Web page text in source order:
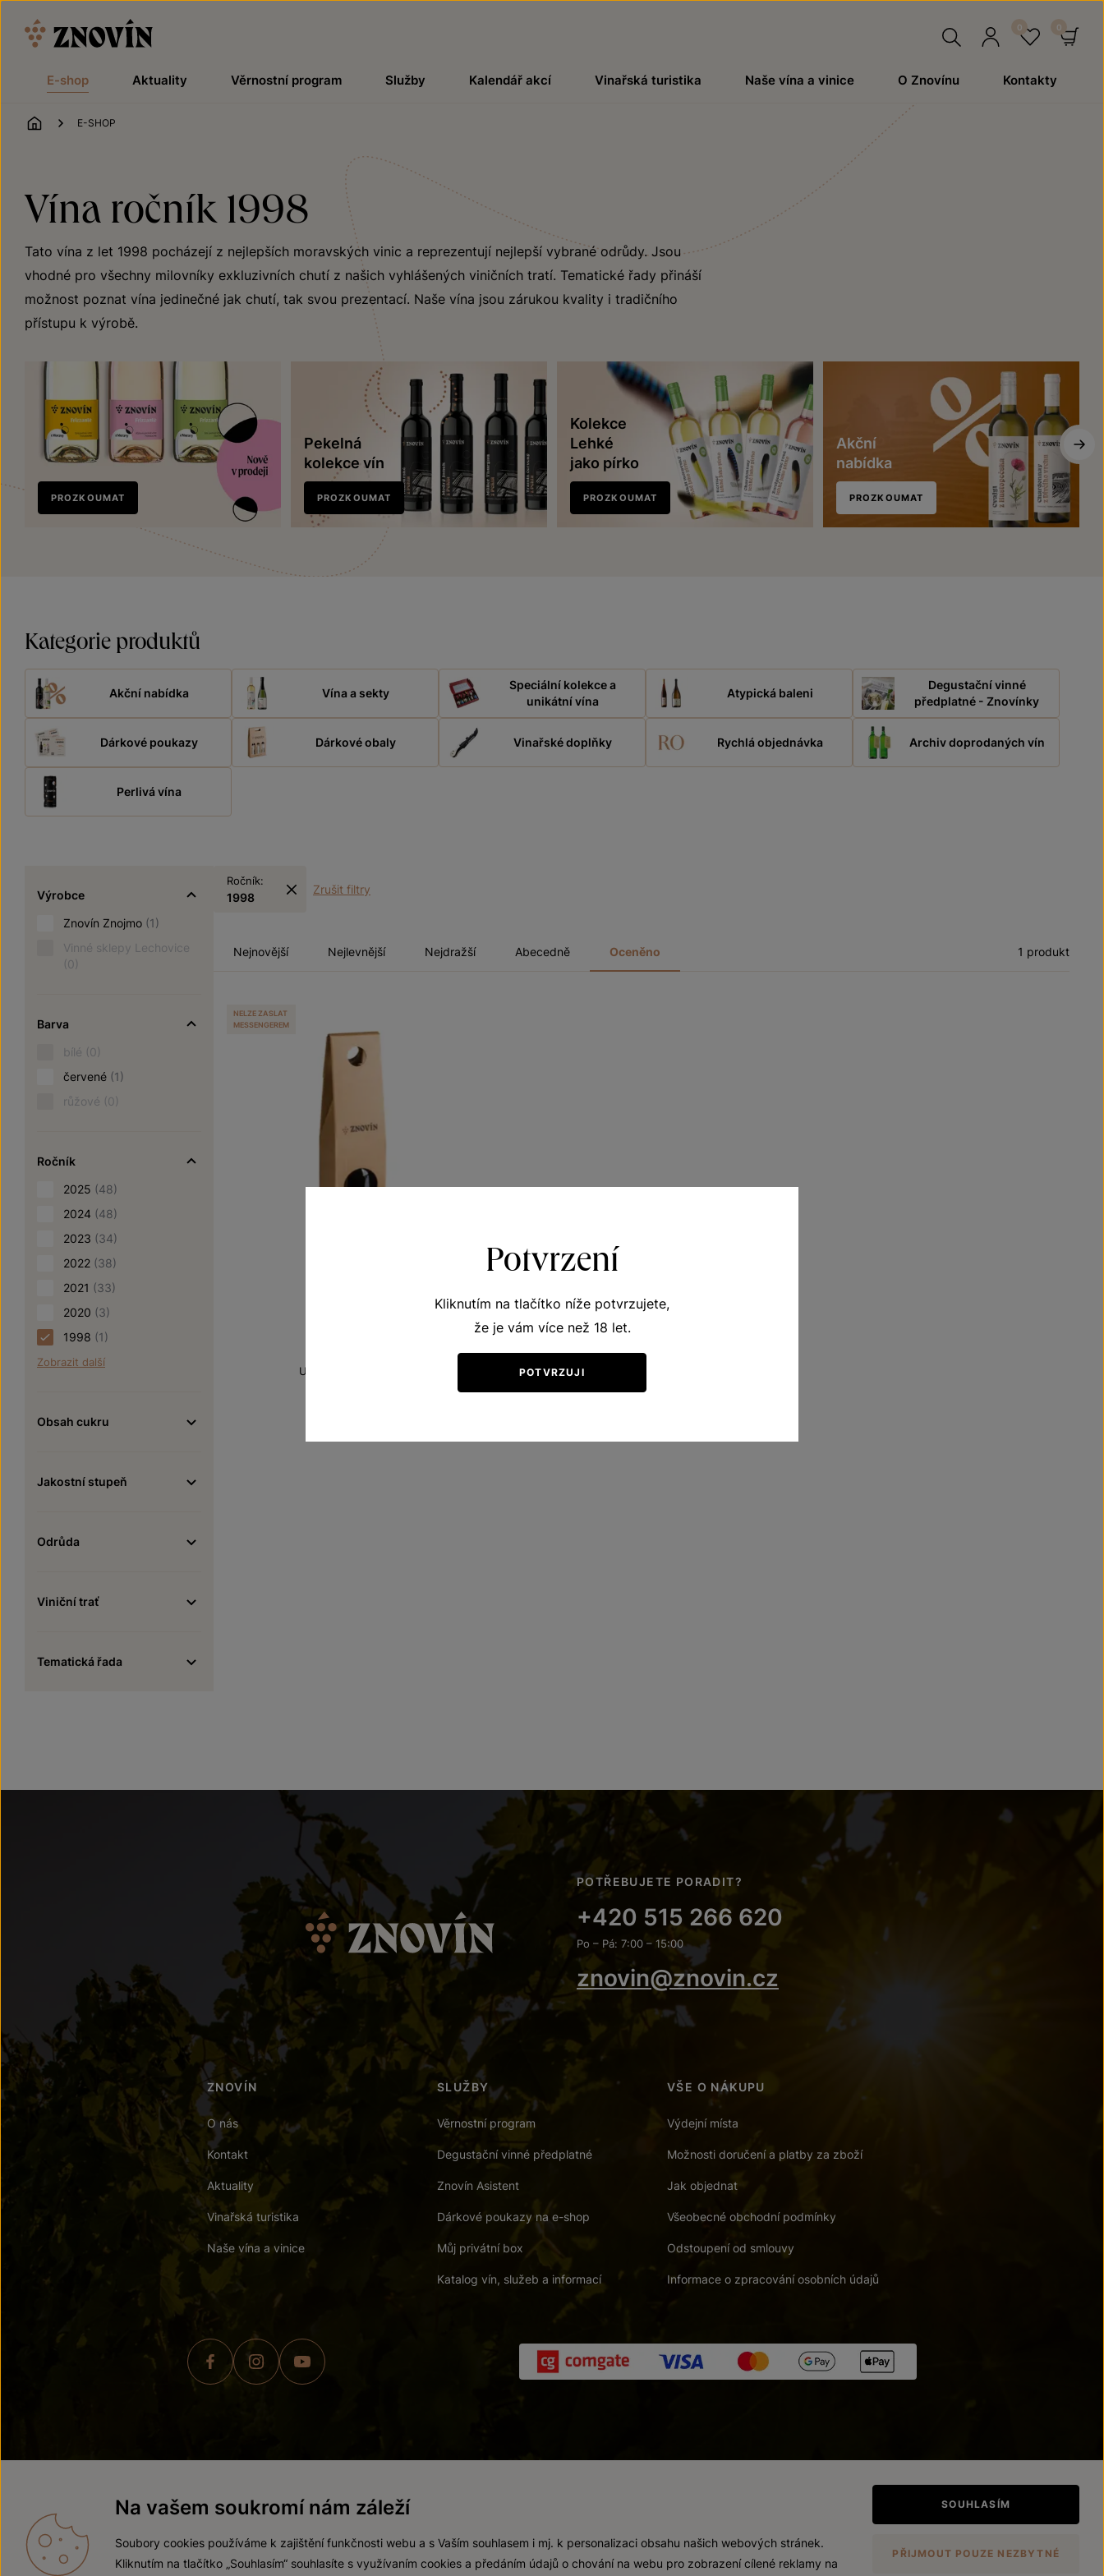
E-shop Aktuality Věrnostní program Služby Kalendář akcí Vinařská turistika Naše vína a vinice O Znovínu Kontakty
ÚVOD
E-SHOP
Vína ročník 1998
Tato vína z let 1998 pocházejí z nejlepších moravských vinic a reprezentují nejlepší vybrané odrůdy. Jsou
vhodné pro všechny milovníky exkluzivních chutí z našich vyhlášených viničních tratí. Tematické řady přináší
možnost poznat vína jedinečné jak chutí, tak svou prezentací. Naše vína jsou zárukou kvality i tradičního
přístupu k výrobě.
Nově
v prodeji
PROZKOUMAT
Pekelná
kolekce vín
PROZKOUMAT
Kolekce
Lehké
jako pírko
PROZKOUMAT
Akční
nabídka
PROZKOUMAT
Kategorie produktů
Akční nabídka Vína a sekty
Speciální kolekce a
unikátní vína
Atypická baleni
Degustační vinné
předplatné - Znovínky
Dárkové poukazy Dárkové obaly Vinařské doplňky Rychlá objednávka Archiv doprodaných vín
Perlivá vína
Výrobce
Znovín Znojmo (1)
Vinné sklepy Lechovice
(0)
Barva
bílé (0)
červené (1)
růžové (0)
Ročník
2025 (48)
2024 (48)
2023 (34)
2022 (38)
2021 (33)
2020 (3)
1998 (1)
Zobrazit další
Obsah cukru
Jakostní stupeň
Odrůda
Viniční trať
Tematická řada
Ročník:
1998
Zrušit filtry
Nejnovější Nejlevnější Nejdražší Abecedně Oceněno 1 produkt
Unikátní archivní vína
NELZE ZASLAT
MESSENGEREM
POTŘEBUJETE PORADIT?
+420 515 266 620
Po – Pá: 7:00 – 15:00
znovin@znovin.cz
ZNOVÍN
O nás
Kontakt
Aktuality
Vinařská turistika
Naše vína a vinice
SLUŽBY
Věrnostní program
Degustační vinné předplatné
Znovín Asistent
Dárkové poukazy na e-shop
Můj privátní box
Katalog vín, služeb a informací
VŠE O NÁKUPU
Výdejní místa
Možnosti doručení a platby za zboží
Jak objednat
Všeobecné obchodní podmínky
Odstoupení od smlouvy
Informace o zpracování osobních údajů
Zákaz prodeje alkoholických nápojů osobám mladším 18 let.
Vytvořil webProgress
Potvrzení
Kliknutím na tlačítko níže potvrzujete,
že je vám více než 18 let.
POTVRZUJI
Na vašem soukromí nám záleží
Soubory cookies používáme k zajištění funkčnosti webu a s Vaším souhlasem i mj. k personalizaci obsahu našich webových stránek.
Kliknutím na tlačítko „Souhlasím“ souhlasíte s využívaním cookies a předáním údajů o chování na webu pro zobrazení cílené reklamy na
SOUHLASÍM
PŘIJMOUT POUZE NEZBYTNÉ